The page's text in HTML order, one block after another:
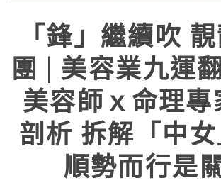
「鋒」繼續吹
團 | 美容業九運
美容師ｘ命理專
剖析 拆解「中
順勢而行是